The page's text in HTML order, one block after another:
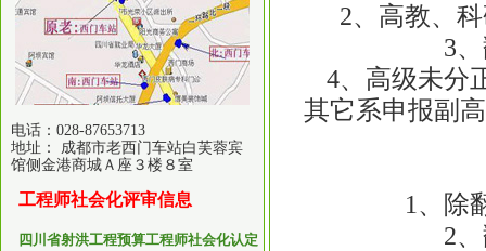
电话：028-87653713
地址： 成都市老西门车站白芙蓉宾
馆侧金港商城Ａ座３楼８室
工程师社会化评审信息
四川省射洪工程预算工程师社会化认定
2、高教、科
3、翻
4、高级未分正
其它系申报副
1、除翻
2、翻